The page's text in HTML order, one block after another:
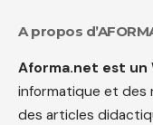
A propos
Aforma.net est un
informatique et des
des articles